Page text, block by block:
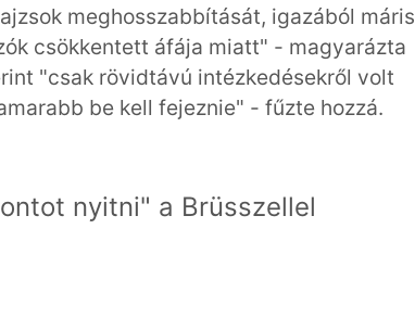
meghosszabbítását, igazából máris
csökkentett áfája miatt" - magyarázta
"csak rövidtávú intézkedésekről volt
be kell fejeznie" - fűzte hozzá.
nyitni" a Brüsszellel